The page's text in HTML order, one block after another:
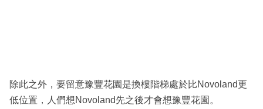
除此之外，要留意豫豐花園是換樓階梯處於比Novoland更
低位置，人們想Novoland先之後才會想豫豐花園。